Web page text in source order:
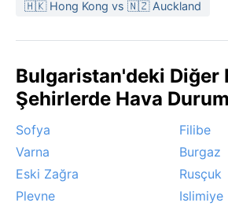
aylarında zaman zaman kısa süreli
yaşanabilir. Kışın ise özellikle
bu kuzeydoğu köşesi, mevsimlerin
ama aşırı uçlara pek gitmeyen bir
çok sıcak ne dondurucu soğuk;
güneşin ve toprağın tadını çıkarmak
doğru bir durak.
🇭🇰 Hong Kong vs 🇳🇿 Auckland
Bulgaristan'deki Diğer
Şehirlerde Hava
Sofya
Filibe
Varna
Burgaz
Eski Zağra
Rusçuk
Plevne
Islimiye